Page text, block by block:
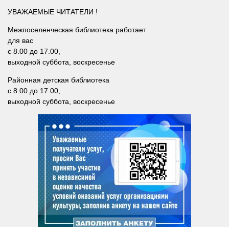
УВАЖАЕМЫЕ ЧИТАТЕЛИ !
Межпоселенческая библиотека работает
для вас
с 8.00 до 17.00,
выходной суббота, воскресенье
Районная детская библиотека
с 8.00 до 17.00,
выходной суббота, воскресенье